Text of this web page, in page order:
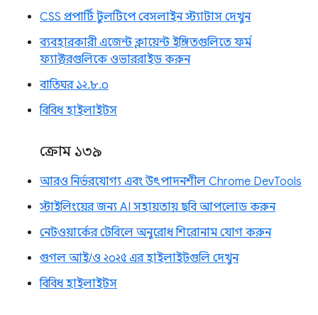
CSS প্রপার্টি টুলটিপে বেসলাইন স্ট্যাটাস দেখুন
ব্যবহারকারী এজেন্ট ক্লায়েন্ট ইঙ্গিতগুলিতে ফর্ম
ফ্যাক্টরগুলিকে ওভাররাইড করুন
বাতিঘর ১২.৮.০
বিবিধ হাইলাইটস
ক্রোম ১৩৯
আরও নির্ভরযোগ্য এবং উৎপাদনশীল Chrome DevTools
স্টাইলিংয়ের জন্য AI সহায়তায় ছবি আপলোড করুন
নেটওয়ার্কের টেবিলে অনুরোধ শিরোনাম যোগ করুন
গুগল আই/ও ২০২৫ এর হাইলাইটগুলি দেখুন
বিবিধ হাইলাইটস